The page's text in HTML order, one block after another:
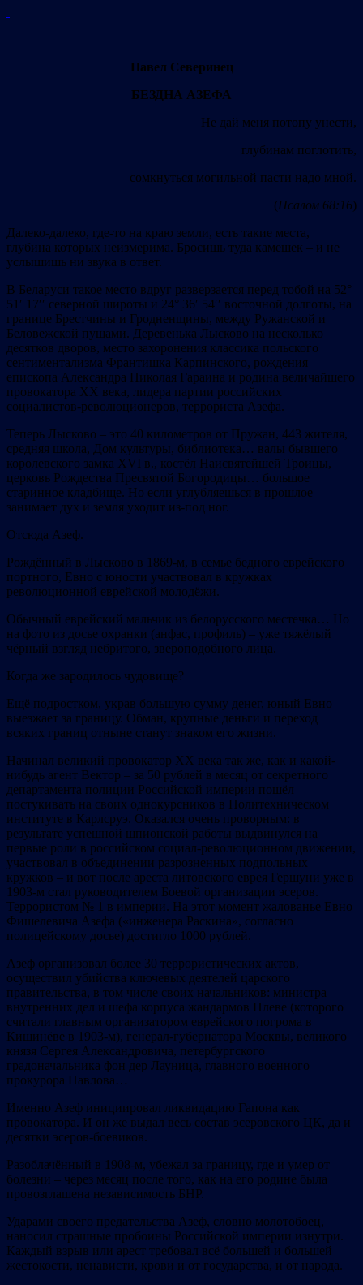
Павел Северинец
БЕЗДНА АЗЕФА
Не дай меня потопу унести,
глубинам поглотить,
сомкнуться могильной пасти надо мной.
(Псалом 68:16)
Далеко-далеко, где-то на краю земли, есть такие места,
глубина которых неизмерима. Бросишь туда камешек – и не
услышишь ни звука в ответ.
В Беларуси такое место вдруг разверзается перед тобой на 52°
51ʹ 17ʹʹ северной широты и 24° 36ʹ 54ʹʹ восточной долготы, на
границе Брестчины и Гродненщины, между Ружанской и
Беловежской пущами. Деревенька Лысково на несколько
десятков дворов, место захоронения классика польского
сентиментализма Франтишка Карпинского, рождения
епископа Александра Николая Гараина и родина величайшего
провокатора ХХ века, лидера партии российских
социалистов-революционеров, террориста Азефа.
Теперь Лысково – это 40 километров от Пружан, 443 жителя,
средняя школа, Дом культуры, библиотека… валы бывшего
королевского замка XVI в., костёл Наисвятейшей Троицы,
церковь Рождества Пресвятой Богородицы… большое
старинное кладбище. Но если углубляешься в прошлое –
занимает дух и земля уходит из-под ног.
Отсюда Азеф.
Рождённый в Лысково в 1869-м, в семье бедного еврейского
портного, Евно с юности участвовал в кружках
революционной еврейской молодёжи.
Обычный еврейский мальчик из белорусского местечка… Но
на фото из досье охранки (анфас, профиль) – уже тяжёлый
чёрный взгляд небритого, звероподобного лица.
Когда же зародилось чудовище?
Ещё подростком, украв большую сумму денег, юный Евно
выезжает за границу. Обман, крупные деньги и переход
всяких границ отныне станут знаком его жизни.
Начинал великий провокатор ХХ века так же, как и какой-
нибудь агент Вектор – за 50 рублей в месяц от секретного
департамента полиции Российской империи пошёл
постукивать на своих однокурсников в Политехническом
институте в Карлсруэ. Оказался очень проворным: в
результате успешной шпионской работы выдвинулся на
первые роли в российском социал-революционном движении,
участвовал в объединении разрозненных подпольных
кружков – и вот после ареста литовского еврея Гершуни уже в
1903-м стал руководителем Боевой организации эсеров.
Террористом № 1 в империи. На этот момент жалованье Евно
Фишелевича Азефа («инженера Раскина», согласно
полицейскому досье) достигло 1000 рублей.
Азеф организовал более 30 террористических актов,
осуществил убийства ключевых деятелей царского
правительства, в том числе своих начальников: министра
внутренних дел и шефа корпуса жандармов Плеве (которого
считали главным организатором еврейского погрома в
Кишинёве в 1903-м), генерал-губернатора Москвы, великого
князя Сергея Александровича, петербургского
градоначальника фон дер Лауница, главного военного
прокурора Павлова…
Именно Азеф инициировал ликвидацию Гапона как
провокатора. И он же выдал весь состав эсеровского ЦК, да и
десятки эсеров-боевиков.
Разоблачённый в 1908-м, убежал за границу, где и умер от
болезни – через месяц после того, как на его родине была
провозглашена независимость БНР.
Ударами своего предательства Азеф, словно молотобоец,
наносил страшные пробоины Российской империи изнутри.
Каждый взрыв или арест требовал всё большей и большей
жестокости, ненависти, крови и от государства, и от народа.